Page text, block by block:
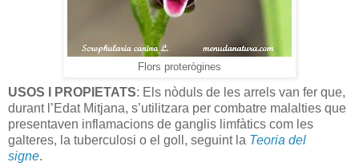
Flors proterògines
USOS I PROPIETATS: Els nòduls de les arrels van fer que,
durant l’Edat Mitjana, s’utilitzara per combatre malalties que
presentaven inflamacions de ganglis limfàtics com les
galteres, la tuberculosi o el goll, seguint la Teoria del
signe.